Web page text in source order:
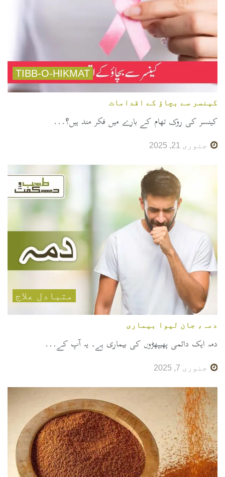
TIBB-O-HIKMAT
کینسر سے بچاؤ کے اقدامات
کینسر کی روک تھام کے بارے میں فکر مند ہیں؟...
جنوری 21, 2025
متبادل علاج
دمہ، جان لیوا بیماری
دمہ ایک دائمی پھیپھڑوں کی بیماری ہے۔ یہ آپ کے...
جنوری 7, 2025